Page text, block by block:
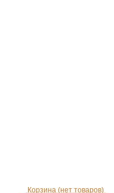
Корзина (нет товаров)